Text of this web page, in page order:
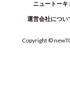
ニュートーキ
運営会社につい
Copyright ©